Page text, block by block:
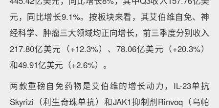
元，同比增长9.1%。按板块来看，其艾伯维自免、神
经科学、肿瘤三大领域均正向增长，前三季度分别收入
217.80亿美元（+12.3%）、78.06亿美元（+20.3%）
和49.91亿美元（+2.6%）。
两款重磅自免药物是艾伯维的增长动力，IL-23单抗
Skyrizi（利生奇珠单抗）和JAK1抑制剂Rinvoq（乌帕